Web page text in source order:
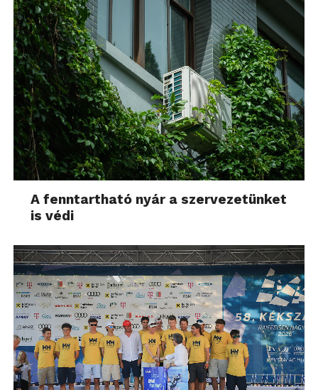
A fenntartható nyár a szervezetünket
is védi